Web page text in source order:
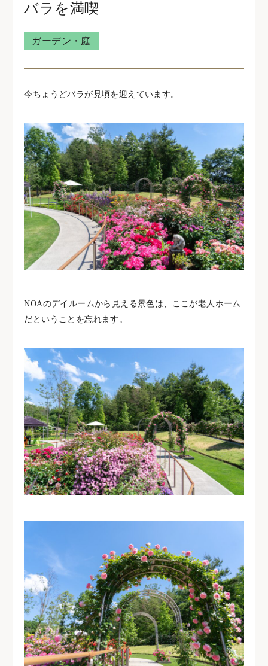
住宅型有料老人ホームウェリナ
0761-47-7215
0761-46-5633
バラを満喫
ガーデン・庭
今ちょうどバラが見頃を迎えています。
NOAのデイルームから見える景色は、ここが老人ホーム
だということを忘れます。